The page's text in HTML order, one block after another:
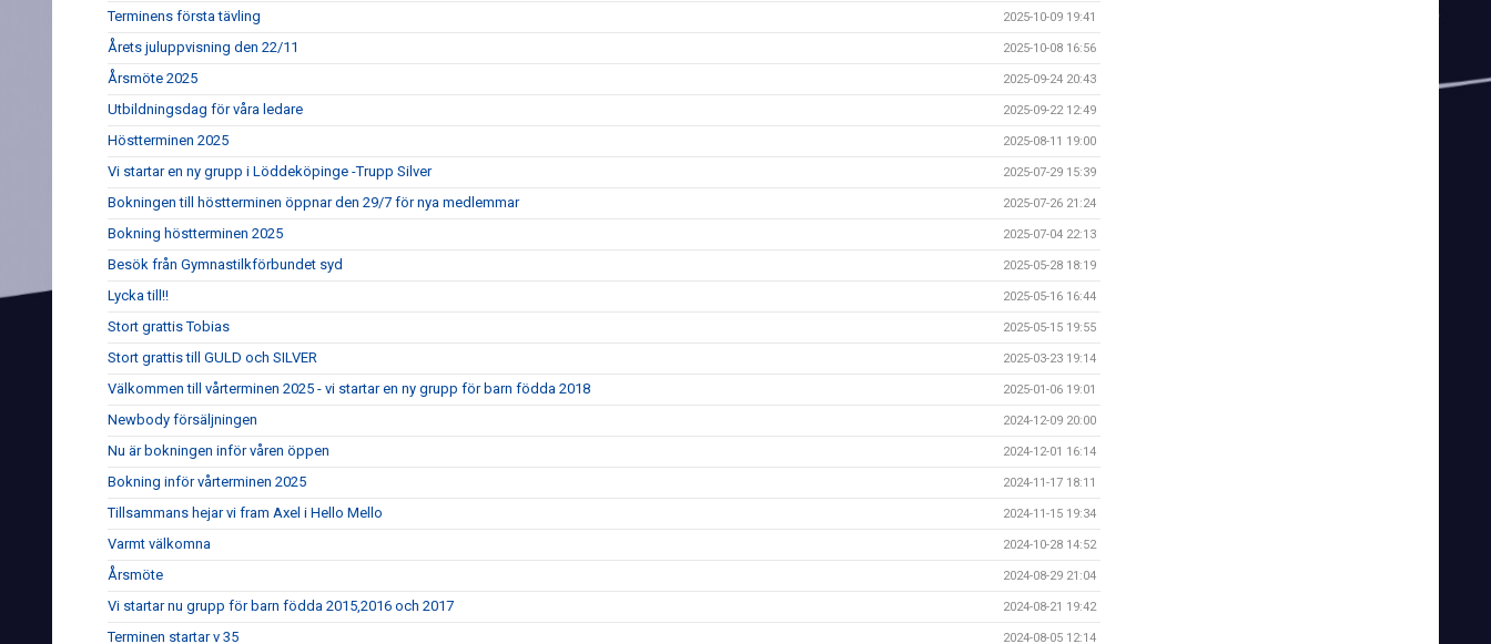
Terminens första tävling 2025-10-09 19:41
Årets juluppvisning den 22/11 2025-10-08 16:56
Årsmöte 2025 2025-09-24 20:43
Utbildningsdag för våra ledare 2025-09-22 12:49
Höstterminen 2025 2025-08-11 19:00
Vi startar en ny grupp i Löddeköpinge -Trupp Silver 2025-07-29 15:39
Bokningen till höstterminen öppnar den 29/7 för nya medlemmar 2025-07-26 21:24
Bokning höstterminen 2025 2025-07-04 22:13
Besök från Gymnastilkförbundet syd 2025-05-28 18:19
Lycka till!! 2025-05-16 16:44
Stort grattis Tobias 2025-05-15 19:55
Stort grattis till GULD och SILVER 2025-03-23 19:14
Välkommen till vårterminen 2025 - vi startar en ny grupp för barn födda 2018 2025-01-06 19:01
Newbody försäljningen 2024-12-09 20:00
Nu är bokningen inför våren öppen 2024-12-01 16:14
Bokning inför vårterminen 2025 2024-11-17 18:11
Tillsammans hejar vi fram Axel i Hello Mello 2024-11-15 19:34
Varmt välkomna 2024-10-28 14:52
Årsmöte 2024-08-29 21:04
Vi startar nu grupp för barn födda 2015,2016 och 2017 2024-08-21 19:42
Terminen startar v 35 2024-08-05 12:14